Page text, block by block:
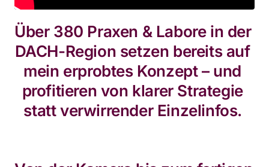
Über 380 Praxen & Labore in der
DACH-Region setzen bereits auf
mein erprobtes Konzept – und
profitieren von klarer Strategie
statt verwirrender Einzelinfos.